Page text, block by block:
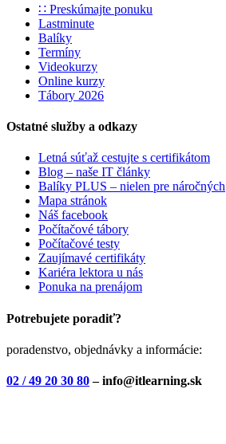
∷ Preskúmajte ponuku
Lastminute
Balíky
Termíny
Videokurzy
Online kurzy
Tábory 2026
Ostatné služby a odkazy
Letná súťaž cestujte s certifikátom
Blog – naše IT články
Balíky PLUS – nielen pre náročných
Mapa stránok
Náš facebook
Počítačové tábory
Počítačové testy
Zaujímavé certifikáty
Kariéra lektora u nás
Ponuka na prenájom
Potrebujete poradiť?
poradenstvo, objednávky a informácie:
02 / 49 20 30 80– info@itlearning.sk